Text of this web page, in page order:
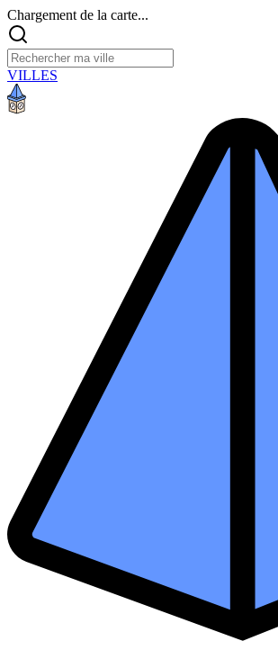
Chargement de la carte...
VILLES